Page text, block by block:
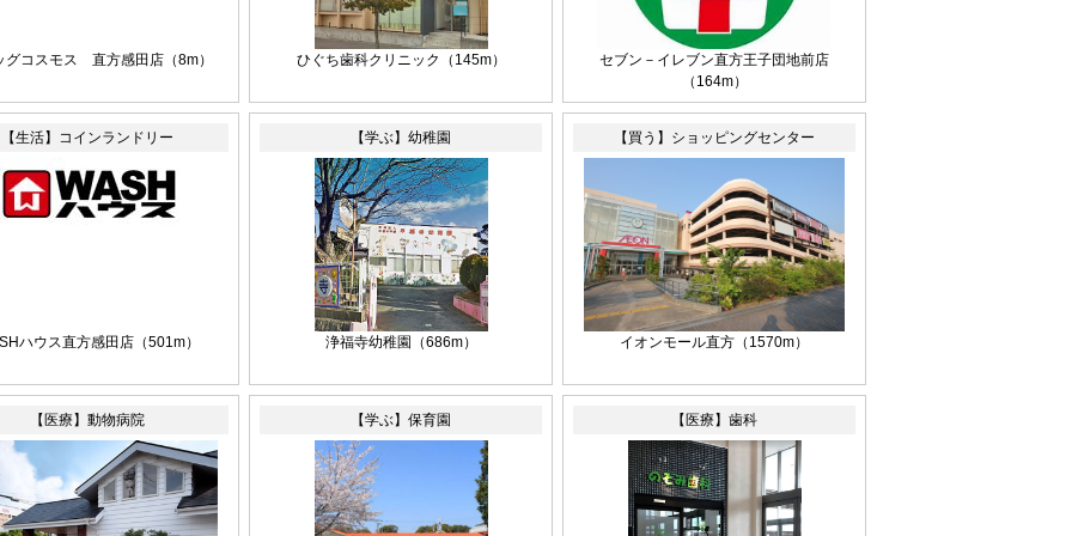
グコスモス 直方感田店（8m） ひぐち歯科クリニック （145m）
セブン－イレブン直方王子団地前店
（164m）
【生活】コインランドリー
ハウス直方感田店（501m）
【学ぶ】幼稚園
浄福寺幼稚園 （686m）
【買う】ショッピングセンター
イオンモール直方 （1570m）
【医療】動物病院 【学ぶ】保育園 【医療】歯科